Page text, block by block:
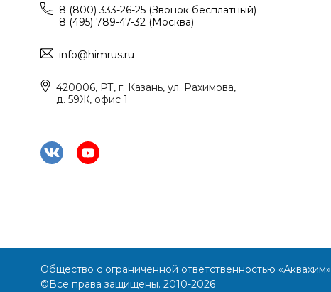
8 (800) 333-26-25 (Звонок бесплатный)
8 (495) 789-47-32 (Москва)
info@himrus.ru
420006, РТ, г. Казань, ул. Рахимова,
д. 59Ж, офис 1
Общество с ограниченной ответственностью «Аквахим»
©Все права защищены. 2010-2026